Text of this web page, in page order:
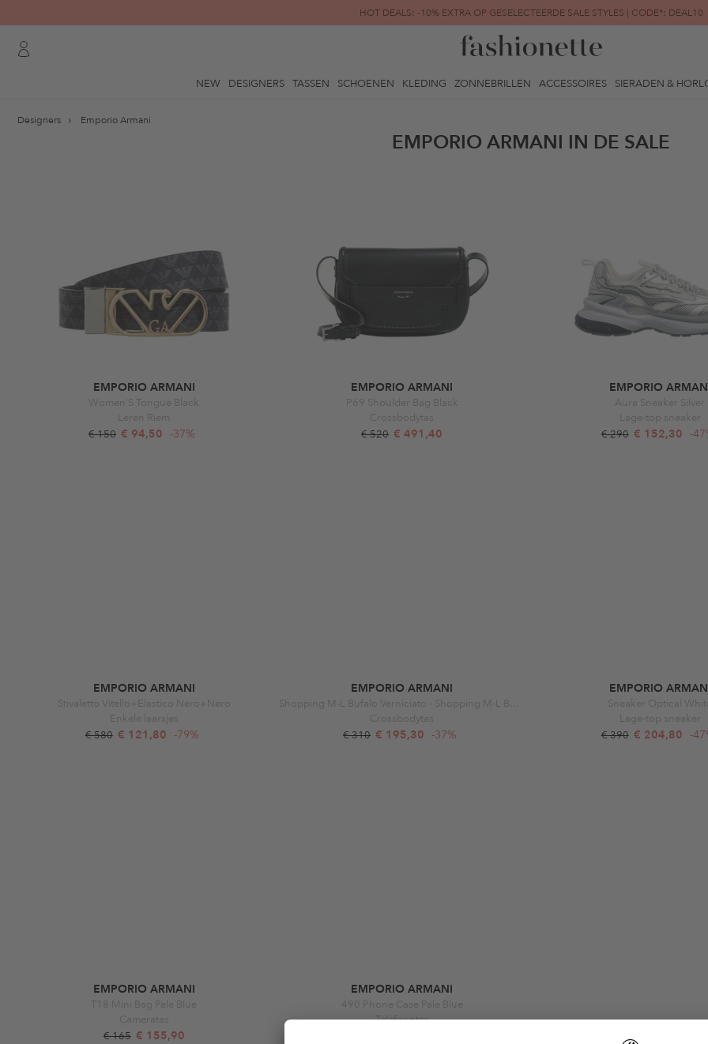
HOT DEALS: -10% EXTRA OP GESELECTEERDE SALE STYLES | CODE*: DEAL10
FINAL SALE | TOT -80% GEREDUCEERD
NEW DESIGNERS TASSEN SCHOENEN KLEDING ZONNEBRILLEN ACCESSOIRES SIERADEN &
Designers Emporio Armani
EMPORIO ARMANI IN DE SALE
EMPORIO ARMANI
Women'S Tongue Black
Leren Riem
€ 150 € 94,50 -37%
EMPORIO ARMANI
P69 Shoulder Bag Black
Crossbodytas
€ 520 € 491,40
EMPORIO
Aura Sneaker Silver
Lage-top sneaker
€ 290 € 152,30 -
EMPORIO ARMANI
Stivaletto Vitello+Elastico Nero+Nero
Enkele laarsjes
€ 580 € 121,80 -79%
EMPORIO ARMANI
Crossbodytas
€ 310 € 195,30 -37%
EMPORIO
Sneaker Optical
Lage-top sneaker
€ 390 € 204,80 -
EMPORIO ARMANI
T18 Mini Bag Pale Blue
Cameratas
€ 165 € 155,90
EMPORIO ARMANI
490 Phone Case Pale Blue
Telefoontas